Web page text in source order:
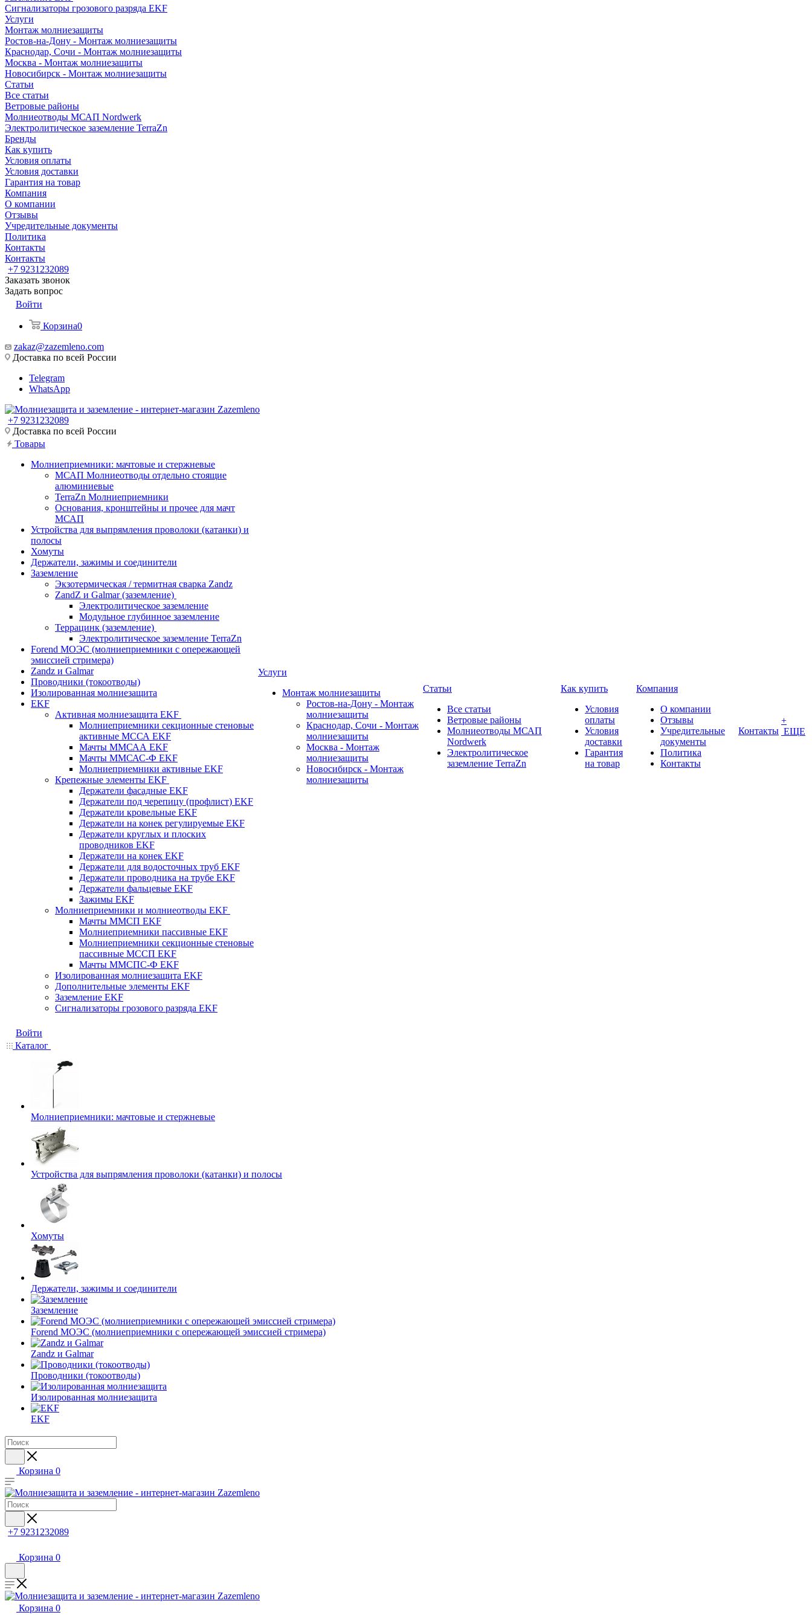
Сигнализаторы грозового разряда EKF
Услуги
Монтаж молниезащиты
Ростов-на-Дону - Монтаж молниезащиты
Краснодар, Сочи - Монтаж молниезащиты
Москва - Монтаж молниезащиты
Новосибирск - Монтаж молниезащиты
Статьи
Все статьи
Ветровые районы
Молниеотводы МСАП Nordwerk
Электролитическое заземление TerraZn
Бренды
Как купить
Условия оплаты
Условия доставки
Гарантия на товар
Компания
О компании
Отзывы
Учредительные документы
Политика
Контакты
Контакты
+7 9231232089
Заказать звонок
Задать вопрос
Войти
Корзина0
zakaz@zazemleno.com
Доставка по всей России
Telegram
WhatsApp
+7 9231232089
Доставка по всей России
Товары
Молниеприемники: мачтовые и стержневые
МСАП Молниеотводы отдельно стоящие
алюминиевые
TerraZn Молниеприемники
Основания, кронштейны и прочее для мачт
МСАП
Устройства для выпрямления проволоки (катанки) и
полосы
Хомуты
Держатели, зажимы и соединители
Заземление
Экзотермическая / термитная сварка Zandz
ZandZ и Galmar (заземление)
Электролитическое заземление
Модульное глубинное заземление
Террацинк (заземление)
Электролитическое заземление TerraZn
Forend МОЭС (молниеприемники с опережающей
эмиссией стримера)
Zandz и Galmar
Проводники (токоотводы)
Изолированная молниезащита
EKF
Активная молниезащита EKF
Молниеприемники секционные стеновые
активные МССА EKF
Мачты ММСАА EKF
Мачты ММСАС-Ф EKF
Молниеприемники активные EKF
Крепежные элементы EKF
Держатели фасадные EKF
Держатели под черепицу (профлист) EKF
Держатели кровельные EKF
Держатели на конек регулируемые EKF
Держатели круглых и плоских
проводников EKF
Держатели на конек EKF
Держатели для водосточных труб EKF
Держатели проводника на трубе EKF
Держатели фальцевые EKF
Зажимы EKF
Молниеприемники и молниеотводы EKF
Мачты ММСП EKF
Молниеприемники пассивные EKF
Молниеприемники секционные стеновые
пассивные МССП EKF
Мачты ММСПС-Ф EKF
Изолированная молниезащита EKF
Дополнительные элементы EKF
Заземление EKF
Сигнализаторы грозового разряда EKF
Услуги
Монтаж молниезащиты
Ростов-на-Дону - Монтаж
молниезащиты
Краснодар, Сочи - Монтаж
молниезащиты
Москва - Монтаж
молниезащиты
Новосибирск - Монтаж
молниезащиты
Статьи
Все статьи
Ветровые районы
Молниеотводы МСАП
Nordwerk
Электролитическое
заземление TerraZn
Как купить
Условия
оплаты
Условия
доставки
Гарантия
на товар
Компания
О компании
Отзывы
Учредительные
документы
Политика
Контакты
Контакты
+
ЕЩЕ
Войти
Каталог
Молниеприемники: мачтовые и стержневые
Устройства для выпрямления проволоки (катанки) и полосы
Хомуты
Держатели, зажимы и соединители
Заземление
Forend МОЭС (молниеприемники с опережающей эмиссией стримера)
Zandz и Galmar
Проводники (токоотводы)
Изолированная молниезащита
EKF
Корзина 0
+7 9231232089
Корзина 0
Корзина 0